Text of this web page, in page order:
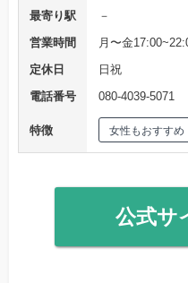
最寄り駅
－
営業時間
月〜金
定休日
日祝
電話番号
080-4039-5071
特徴 女性もおすすめ
公式サ